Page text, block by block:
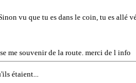
vu que tu es dans le coin, tu es allé
me souvenir de la route. merci de l info
étaient...